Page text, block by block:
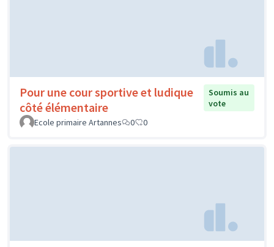
Pour une cour sportive et ludique
côté élémentaire
Soumis au
vote
Ecole primaire Artannes
0 0